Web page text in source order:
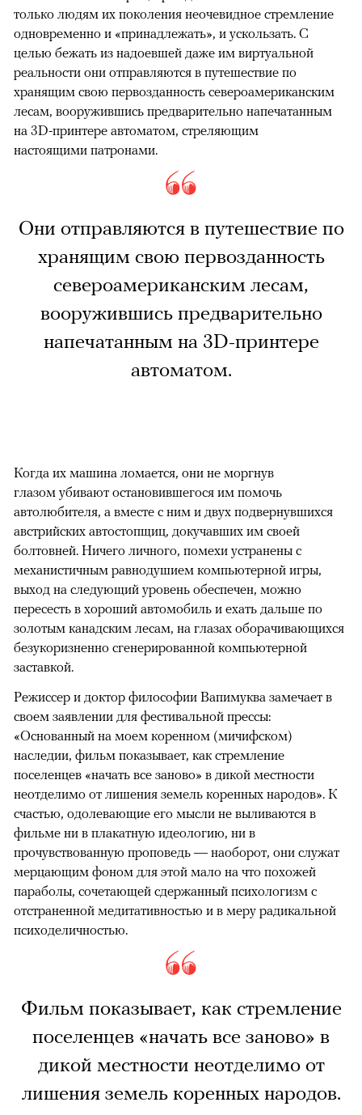
только людям их поколения неочевидное стремление
одновременно и «принадлежать», и ускользать. С
целью бежать из надоевшей даже им виртуальной
реальности они отправляются в путешествие по
хранящим свою первозданность североамериканским
лесам, вооружившись предварительно напечатанным
на 3D-принтере автоматом, стреляющим
настоящими патронами.
Они отправляются в путешествие по
хранящим свою первозданность
североамериканским лесам,
вооружившись предварительно
напечатанным на 3D-принтере
автоматом.
Когда их машина ломается, они не моргнув
глазом убивают остановившегося им помочь
автолюбителя, а вместе с ним и двух подвернувшихся
австрийских автостопщиц, докучавших им своей
болтовней. Ничего личного, помехи устранены с
механистичным равнодушием компьютерной игры,
выход на следующий уровень обеспечен, можно
пересесть в хороший автомобиль и ехать дальше по
золотым канадским лесам, на глазах оборачивающихся
безукоризненно сгенерированной компьютерной
заставкой.
Режиссер и доктор философии Вапимуква замечает в
своем заявлении для фестивальной прессы:
«Основанный на моем коренном (мичифском)
наследии, фильм показывает, как стремление
поселенцев «начать все заново» в дикой местности
неотделимо от лишения земель коренных народов». К
счастью, одолевающие его мысли не выливаются в
фильме ни в плакатную идеологию, ни в
прочувствованную проповедь — наоборот, они служат
мерцающим фоном для этой мало на что похожей
параболы, сочетающей сдержанный психологизм с
отстраненной медитативностью и в меру радикальной
психоделичностью.
Фильм показывает, как стремление
поселенцев «начать все заново» в
дикой местности неотделимо от
лишения земель коренных народов.